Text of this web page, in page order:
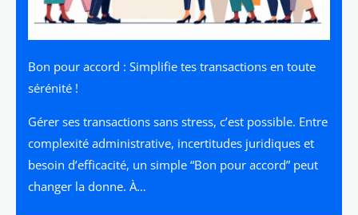
Bon pour accord : Simplifie tes transactions en toute
sérénité !
Gérer ses transactions sans stress, c’est possible. Entre
complexité administrative, incertitudes juridiques et
besoin d’efficacité, un simple “Bon pour accord” peut
changer la donne. À…